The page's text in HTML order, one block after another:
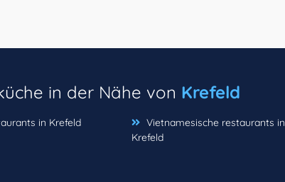
in der Nähe von Krefeld
in Krefeld
Vietnamesische restaurants in
Krefeld